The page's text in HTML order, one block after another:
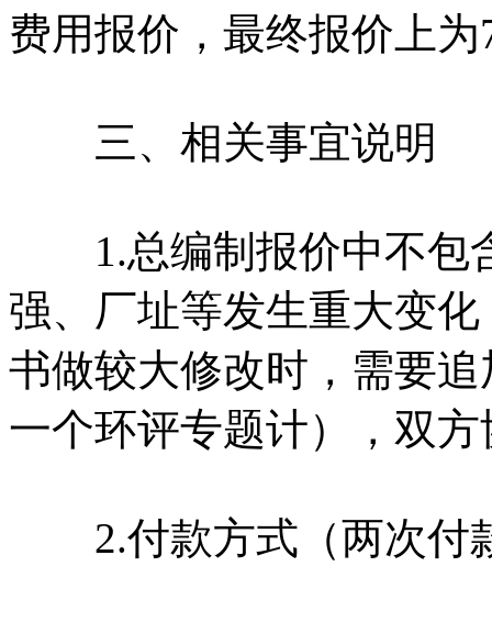
费用报价，最终报价上为
三、相关事宜说明
1.总编制报价中不包
强、厂址等发生重大变
书做较大修改时，需要
一个环评专题计），双
2.付款方式（两次付